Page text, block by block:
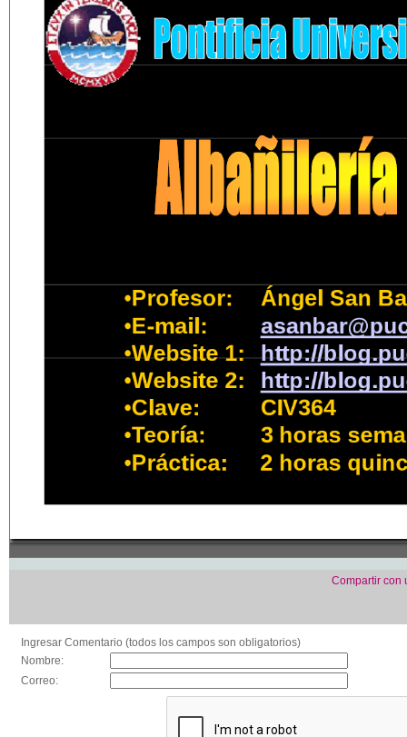
Compartir con
Ingresar Comentario (todos los campos son obligatorios)
Nombre:
Correo: